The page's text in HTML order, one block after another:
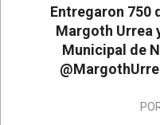
Entregaron 750
Margoth Urrea
Municipal de